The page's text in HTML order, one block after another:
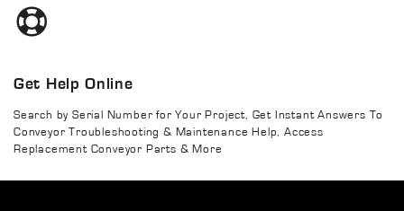
Get Help Online
Search by Serial Number for Your Project, Get Instant Answers To
Conveyor Troubleshooting & Maintenance Help, Access
Replacement Conveyor Parts & More